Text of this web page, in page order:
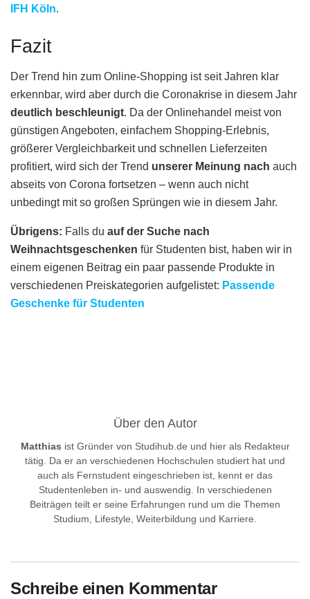
IFH Köln.
Fazit
Der Trend hin zum Online-Shopping ist seit Jahren klar
erkennbar, wird aber durch die Coronakrise in diesem Jahr
deutlich beschleunigt. Da der Onlinehandel meist von
günstigen Angeboten, einfachem Shopping-Erlebnis,
größerer Vergleichbarkeit und schnellen Lieferzeiten
profitiert, wird sich der Trend unserer Meinung nach auch
abseits von Corona fortsetzen – wenn auch nicht
unbedingt mit so großen Sprüngen wie in diesem Jahr.
Übrigens: Falls du auf der Suche nach
Weihnachtsgeschenken für Studenten bist, haben wir in
einem eigenen Beitrag ein paar passende Produkte in
verschiedenen Preiskategorien aufgelistet: Passende
Geschenke für Studenten
Über den Autor
Matthias ist Gründer von Studihub.de und hier als Redakteur
tätig. Da er an verschiedenen Hochschulen studiert hat und
auch als Fernstudent eingeschrieben ist, kennt er das
Studentenleben in- und auswendig. In verschiedenen
Beiträgen teilt er seine Erfahrungen rund um die Themen
Studium, Lifestyle, Weiterbildung und Karriere.
Schreibe einen Kommentar